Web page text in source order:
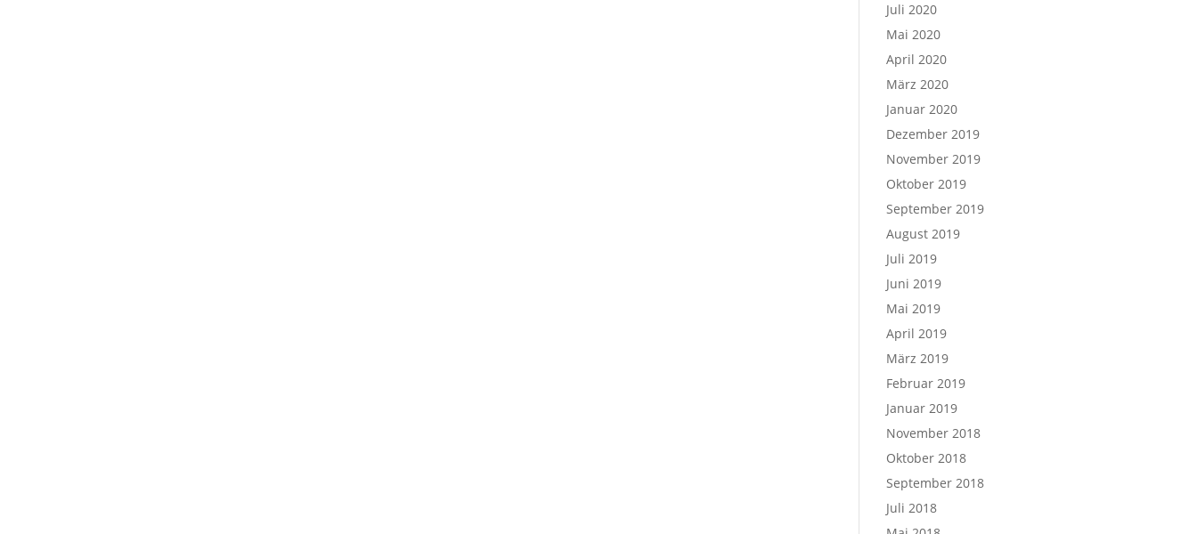
Juli 2020
Mai 2020
April 2020
März 2020
Januar 2020
Dezember 2019
November 2019
Oktober 2019
September 2019
August 2019
Juli 2019
Juni 2019
Mai 2019
April 2019
März 2019
Februar 2019
Januar 2019
November 2018
Oktober 2018
September 2018
Juli 2018